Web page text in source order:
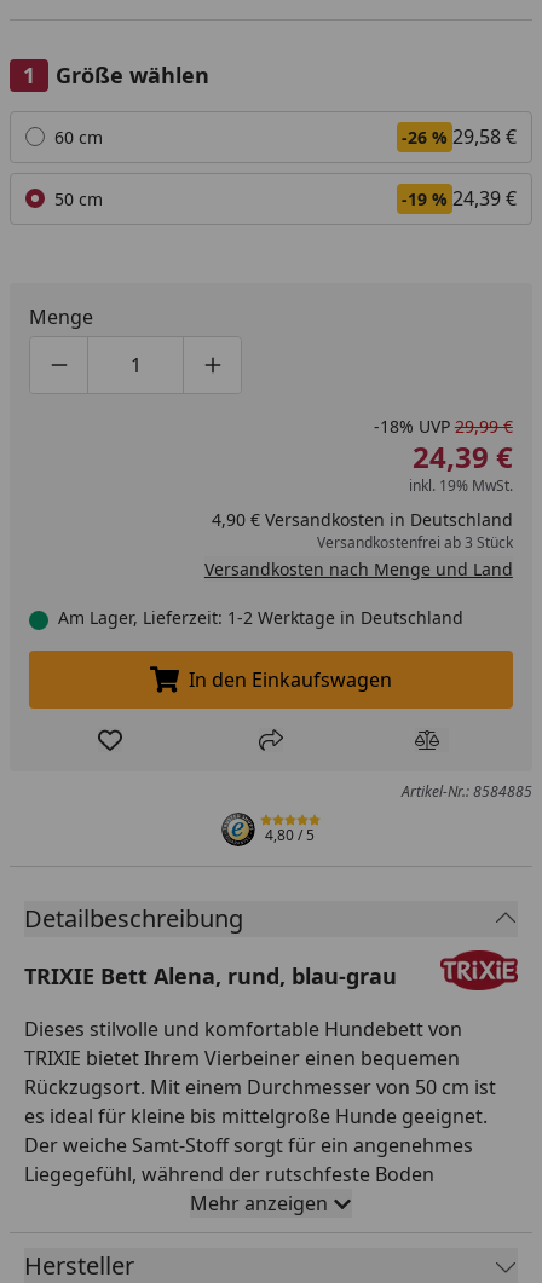
Größe wählen
Alle anzeigen (2)
60 cm -26 % 29,58 €
50 cm -19 % 24,39 €
Menge
Produktmenge um eins verringern
Produktmenge manuell eingeben
Produktmenge um eins erhöhen
-18% UVP 29,99 €
24,39 €
inkl. 19% MwSt.
4,90 € Versandkosten in Deutschland
Versandkostenfrei ab 3 Stück
Versandkosten nach Menge und Land
Am Lager, Lieferzeit: 1-2 Werktage in Deutschland
In den Einkaufswagen legen
In den Einkaufswagen
Produkt zur Wunschliste hinzufügen
Teilen Produkt
Artikel-Nr.: 8584885
4,80/ 5
Detailbeschreibung
TRIXIE Bett Alena, rund, blau-grau
Dieses stilvolle und komfortable Hundebett von
TRIXIE bietet Ihrem Vierbeiner einen bequemen
Rückzugsort. Mit einem Durchmesser von 50 cm ist
es ideal für kleine bis mittelgroße Hunde geeignet.
Der weiche Samt-Stoff sorgt für ein angenehmes
Liegegefühl, während der rutschfeste Boden
Stabilität gibt. Das Bett ist mit einer Polyestervlies-
Füllung ausgestattet und verfügt über einen
abnehmbaren Bezug, der waschbar ist, sodass die
Mehr anzeigen
Hersteller